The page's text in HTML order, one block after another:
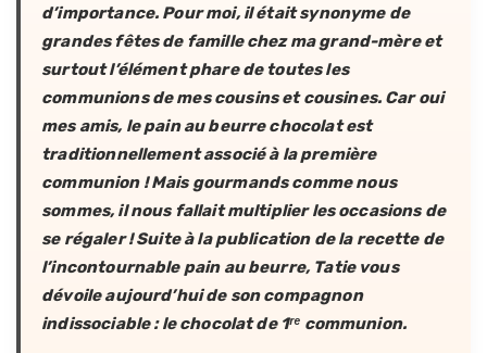
d’importance. Pour moi, il était synonyme de
grandes fêtes de famille chez ma grand-mère et
surtout l’élément phare de toutes les
communions de mes cousins et cousines. Car oui
mes amis, le pain au beurre chocolat est
traditionnellement associé à la première
communion ! Mais gourmands comme nous
sommes, il nous fallait multiplier les occasions de
se régaler ! Suite à la publication de la recette de
l’incontournable pain au beurre, Tatie vous
dévoile aujourd’hui de son compagnon
indissociable : le chocolat de 1ʳᵉ communion.